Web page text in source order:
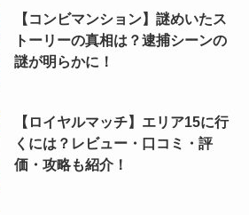
【コンビマンション】謎めいたス
トーリーの真相は？逮捕シーンの
謎が明らかに！
【ロイヤルマッチ】エリア15に行
くには？レビュー・口コミ・評
価・攻略も紹介！